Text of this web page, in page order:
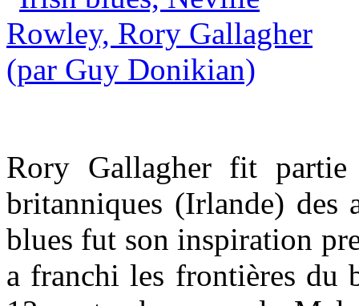
Rory Gallagher fit partie
britanniques (Irlande) des
blues fut son inspiration
a franchi les frontières du